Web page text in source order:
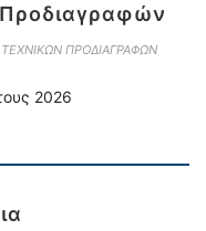
ΤΕΧΝΙΚΩΝ ΠΡΟΔΙΑΓΡΑΦΩΝ
2026